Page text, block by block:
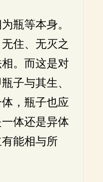
瓶等本身。
住、无灭之
。而这是对
子与其生、
，瓶子也应
体还是异体
能相与所